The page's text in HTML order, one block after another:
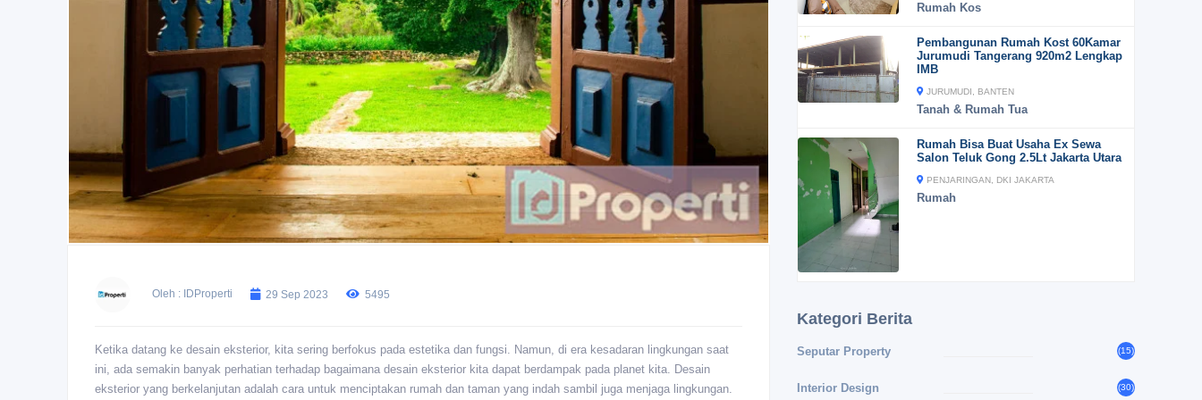
Oleh : IDProperti 29 Sep 2023 5495
Ketika datang ke desain eksterior, kita sering berfokus pada estetika dan fungsi. Namun, di era kesadaran lingkungan saat
ini, ada semakin banyak perhatian terhadap bagaimana desain eksterior kita dapat berdampak pada planet kita. Desain
eksterior yang berkelanjutan adalah cara untuk menciptakan rumah dan taman yang indah sambil juga menjaga lingkungan.
Rumah Kos
Pembangunan Rumah Kost 60Kamar
Jurumudi Tangerang 920m2 Lengkap
IMB
JURUMUDI, BANTEN
Tanah & Rumah Tua
Rumah Bisa Buat Usaha Ex Sewa
Salon Teluk Gong 2.5Lt Jakarta Utara
PENJARINGAN, DKI JAKARTA
Rumah
Kategori Berita
Seputar Property (15)
Interior Design (30)